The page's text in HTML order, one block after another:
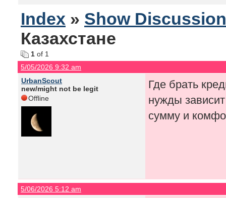
Index » Show
Казахстане
1 of 1
5/05/2026 9:32 am
UrbanScout
new/might not be legit
Offline
Где брать
нужды
сумму и
5/06/2026 5:12 am